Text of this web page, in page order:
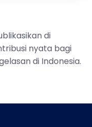
di
nyata bagi
di Indonesia.